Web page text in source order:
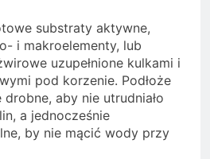
substraty aktywne,
i makroelementy, lub
uzupełnione kulkami i
pod korzenie. Podłoże
aby nie utrudniało
a jednocześnie
by nie mącić wody przy